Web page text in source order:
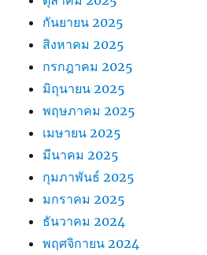
กันยายน 2025
สิงหาคม 2025
กรกฎาคม 2025
มิถุนายน 2025
พฤษภาคม 2025
เมษายน 2025
มีนาคม 2025
กุมภาพันธ์ 2025
มกราคม 2025
ธันวาคม 2024
พฤศจิกายน 2024